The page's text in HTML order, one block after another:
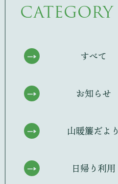
CATEGORY
すべて
お知らせ
山暖簾だより
日帰り利用